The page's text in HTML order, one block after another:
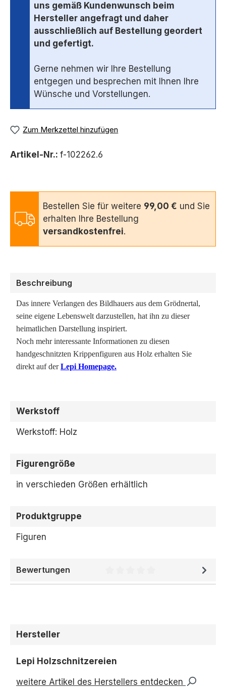
uns gemäß Kundenwunsch beim
Hersteller angefragt und daher
ausschließlich auf Bestellung geordert
und gefertigt.
Gerne nehmen wir Ihre Bestellung
entgegen und besprechen mit Ihnen Ihre
Wünsche und Vorstellungen.
Zum Merkzettel hinzufügen
Artikel-Nr.: f-102262.6
Bestellen Sie für weitere 99,00 € und Sie
erhalten Ihre Bestellung
versandkostenfrei.
Beschreibung
Das innere Verlangen des Bildhauers aus dem Grödnertal,
seine eigene Lebenswelt darzustellen, hat ihn zu dieser
heimatlichen Darstellung inspiriert.
Noch mehr interessante Informationen zu diesen
handgeschnitzten Krippenfiguren aus Holz erhalten Sie
direkt auf derLepi Homepage.
Werkstoff
Werkstoff: Holz
Figurengröße
in verschieden Größen erhältlich
Produktgruppe
Figuren
Bewertungen
Durchschnittliche Bewertung
Hersteller
Lepi Holzschnitzereien
weitere Artikel des Herstellers entdecken